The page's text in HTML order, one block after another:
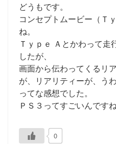
どうもです。
コンセプトムービー（
ね。
Ｔｙｐｅ Ａとかわって
したが、
画面から伝わってくるリ
が、リアリティーが、う
ってな感想でした。
ＰＳ３ってすごいんですね
0